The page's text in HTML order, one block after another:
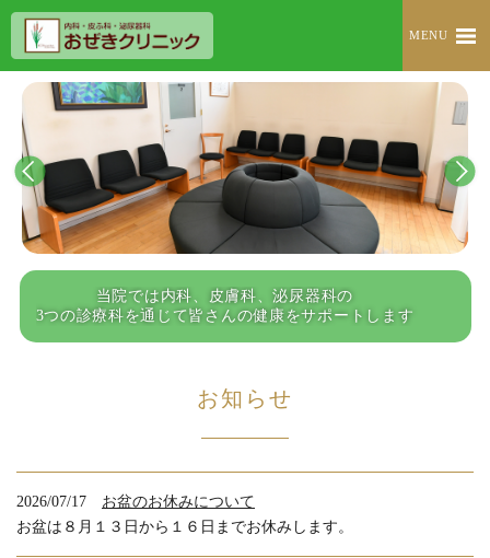
MENU
当院では内科、皮膚科、泌尿器科の
3つの診療科を通じて皆さんの健康をサポートします
お知らせ
2026/07/17
お盆のお休みについて
お盆は８月１３日から１６日までお休みします。